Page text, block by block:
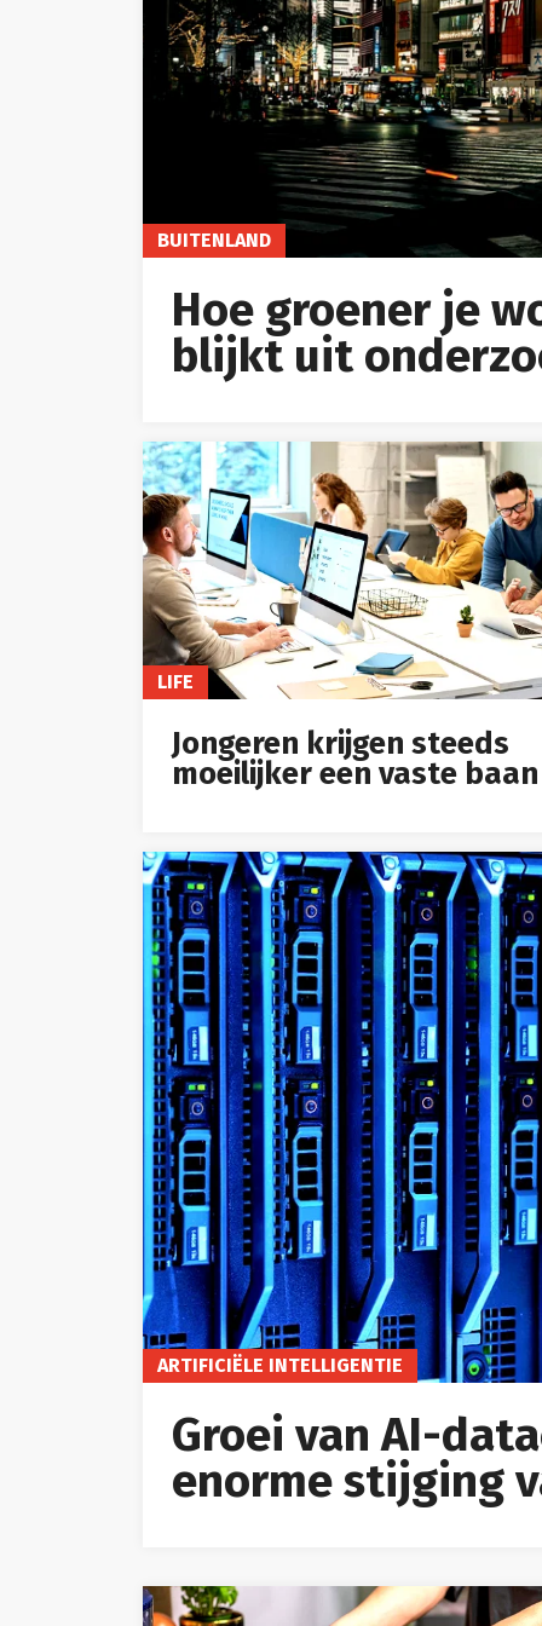
BUITENLAND
Hoe groener je
blijkt uit
LIFE
Jongeren krijgen steeds
moeilijker een vaste baan
ARTIFICIËLE INTELLIGENTIE
Groei van AI-
enorme stijging